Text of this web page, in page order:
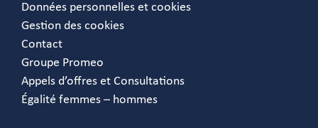
Données personnelles et cookies
Gestion des cookies
Contact
Groupe Promeo
Appels d’offres et Consultations
Égalité femmes – hommes